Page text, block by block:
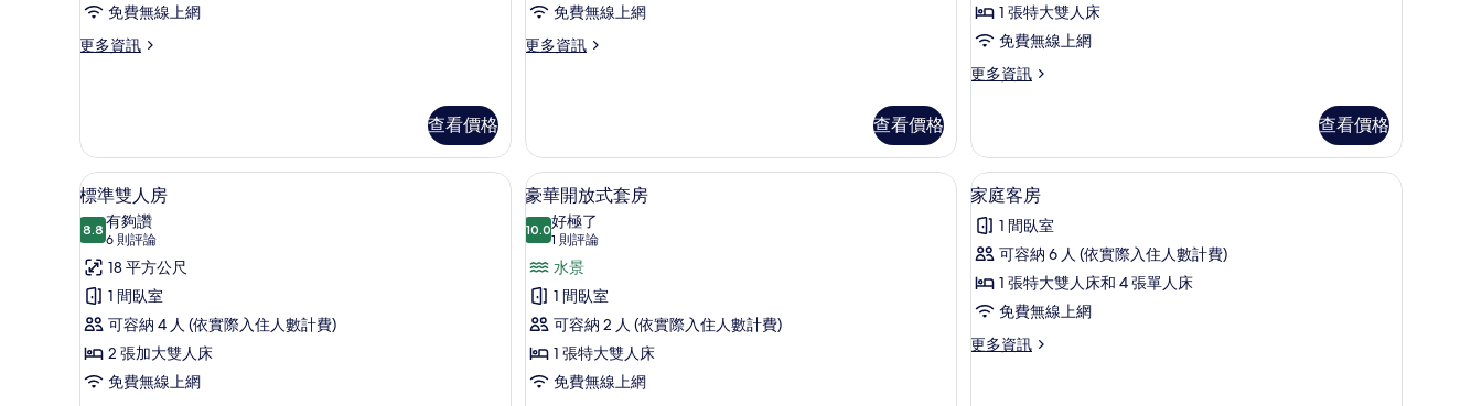
吸
煙
(Silver
Deluxe
Room)
的
所
有
相
片
免費無線上網
更多資訊
更
房,
非
吸
煙
房,
陽
台
(Silver
Deluxe
Room)
詳
情
查看價格
摩
浴
有
相
片
免費無線上網
更多資訊
更
房,
按
摩
浴
缸
的
詳
查看價格
的
所
有
1 張特大雙人床
免費無線上網
更多資訊
更
雙
人
房
的
詳
情
查看價格
顯
示
標
準
雙
人
房
的
3
標準雙人房
8.88.8 分，滿分 10 分
有夠讚
6 則評論
(6
則
評
論)
18 平方公尺
1 間臥室
可容納 4 人 (依實際入住人數計費)
2 張加大雙人床
免費無線上網
顯
示
豪
華
開
放
式
套
豪華開放式套房 | 書桌、遮光布/窗簾、隔音、熨斗/熨衣板
6
豪華開放式套房
10.010.0 分，滿分 10 分
好極了
1 則評論
(1
則
評
論)
水景
1 間臥室
可容納 2 人 (依實際入住人數計費)
1 張特大雙人床
免費無線上網
顯
示
家
庭
客
的
免費盥洗用品、吹風機、毛巾、肥皂
1
家庭客房
1 間臥室
可容納 6 人 (依實際入住人數計費)
1 張特大雙人床和 4 張單人床
免費無線上網
更多資訊
更